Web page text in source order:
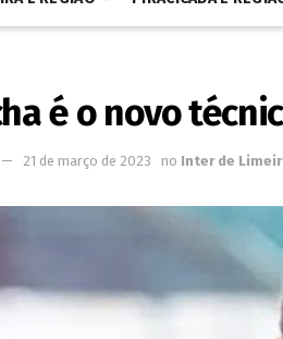
é o novo
21 de março de 2023 no Inter de